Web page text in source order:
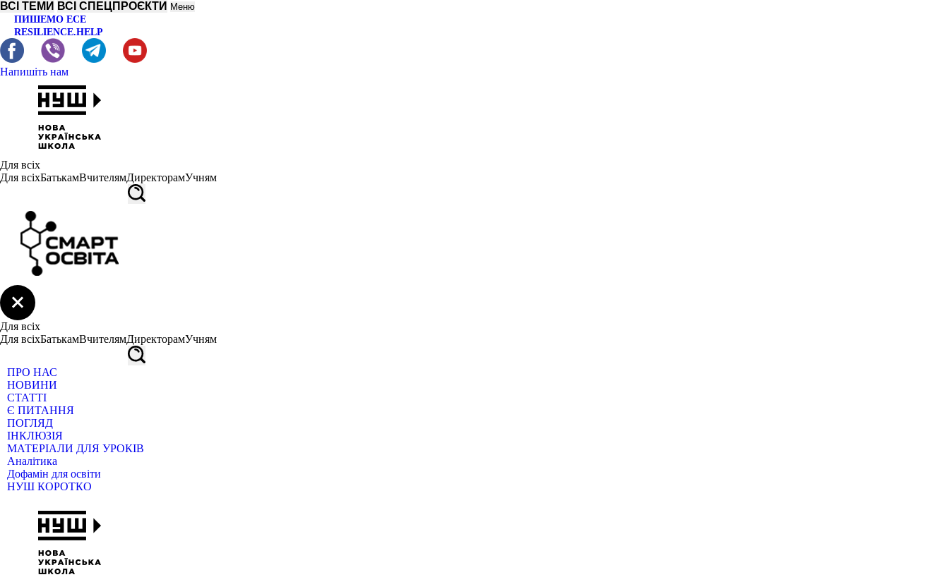
ВСІ ТЕМИ ВСІ СПЕЦПРОЄКТИ Меню
ПИШЕМО ЕСЕ
RESILIENCE.HELP
Напишіть нам
Для всіх
Для всіхБатькамВчителямДиректорамУчням
Для всіх
Для всіхБатькамВчителямДиректорамУчням
ПРО НАС
НОВИНИ
СТАТТІ
Є ПИТАННЯ
ПОГЛЯД
ІНКЛЮЗІЯ
МАТЕРІАЛИ ДЛЯ УРОКІВ
Аналітика
Дофамін для освіти
НУШ КОРОТКО